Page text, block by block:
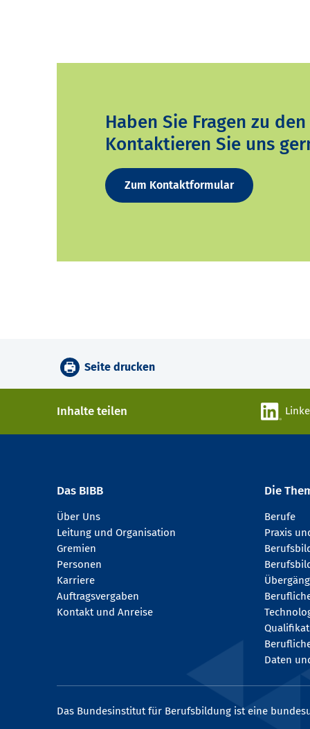
Haben Sie Fragen zu
Kontaktieren Sie uns
Zum Kontaktformular
Seite drucken
Inhalte teilen
Das BIBB
Über Uns
Leitung und Organisation
Gremien
Personen
Karriere
Auftragsvergaben
Kontakt und Anreise
Die
Berufe
Praxis
Daten
Das Bundesinstitut für Berufsbildung ist eine